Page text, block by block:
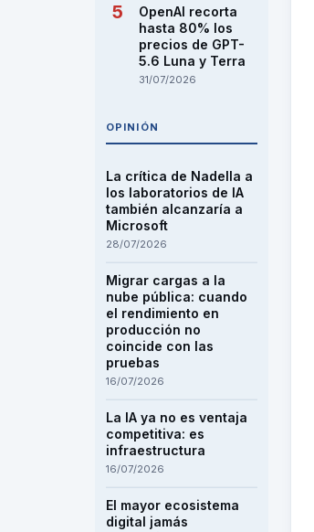
OpenAI recorta
hasta 80% los
precios de GPT-
5.6 Luna y Terra
31/07/2026
OPINIÓN
La crítica de Nadella a
los laboratorios de IA
también alcanzaría a
Microsoft
28/07/2026
Migrar cargas a la
nube pública: cuando
el rendimiento en
producción no
coincide con las
pruebas
16/07/2026
La IA ya no es ventaja
competitiva: es
infraestructura
16/07/2026
El mayor ecosistema
digital jamás